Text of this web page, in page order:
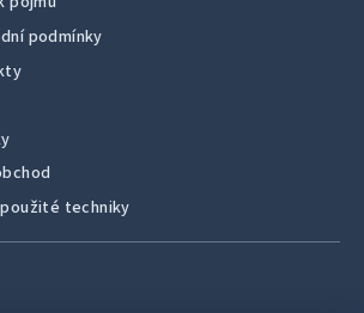
podmínky
techniky